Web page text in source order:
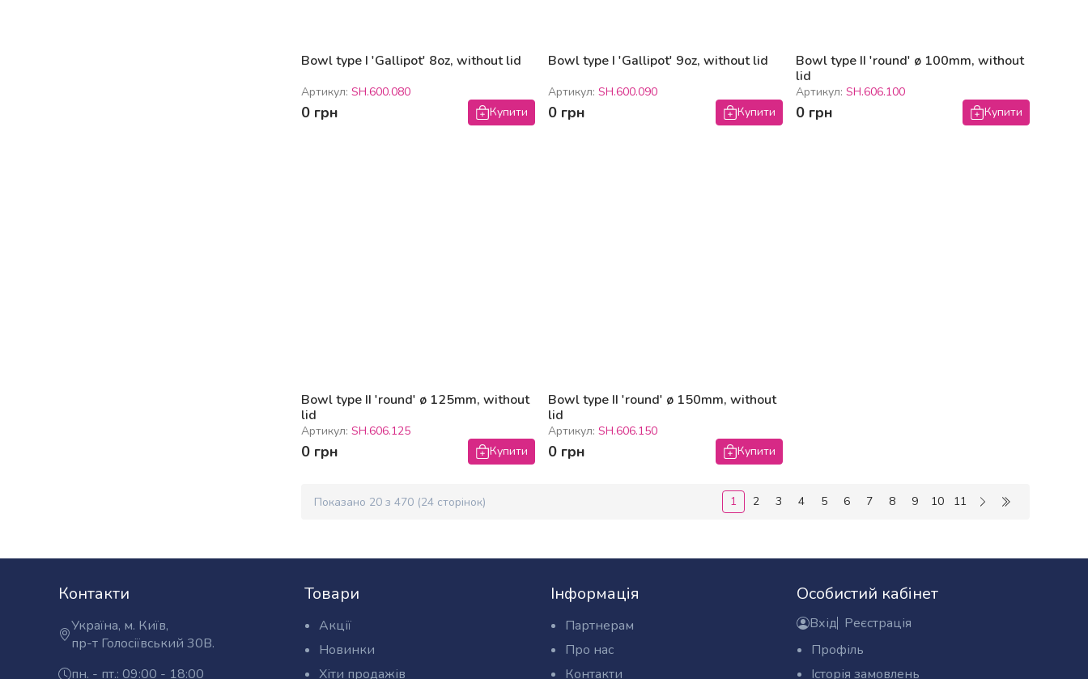
Bowl type I 'Gallipot' 8oz, without lid
Артикул: SH.600.080
0 грн Купити
Bowl type I 'Gallipot' 9oz, without lid
Артикул: SH.600.090
0 грн Купити
Bowl type II 'round' ø 100mm, without
lid
Артикул: SH.606.100
0 грн Купити
Bowl type II 'round' ø 125mm, without
lid
Артикул: SH.606.125
0 грн Купити
Bowl type II 'round' ø 150mm, without
lid
Артикул: SH.606.150
0 грн Купити
Показано 20 з 470 (24 сторінок) 1(поточна)
2 3 4 5 6 7 8 9 10 11
Контакти
Адреса:
Україна, м. Київ,
пр-т Голосіївський 30В.
пн. - пт.: 09:00 - 18:00
Товари
Акції
Новинки
Хіти продажів
Інформація
Партнерам
Про нас
Контакти
Особистий кабінет
Вхід Реєстрація
Профіль
Історія замовлень